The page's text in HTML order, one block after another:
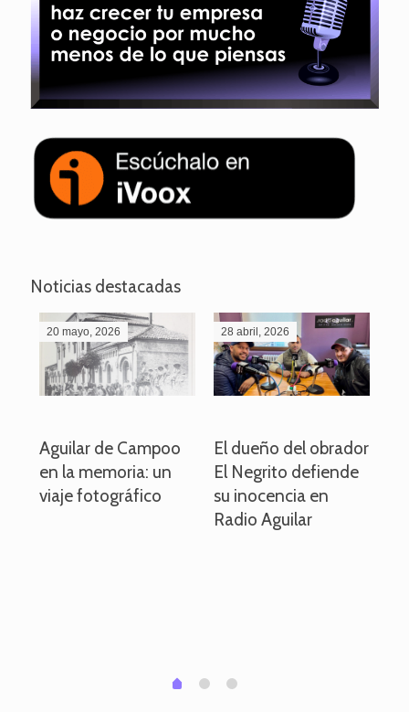
Noticias destacadas
20 mayo, 2026
Aguilar de Campoo
en la memoria: un
viaje fotográfico
28 abril, 2026
El dueño del obrador
El Negrito defiende
su inocencia en
Radio Aguilar
0 1 2